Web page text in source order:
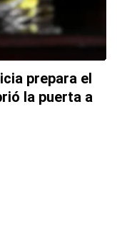
prepara el
la puerta a